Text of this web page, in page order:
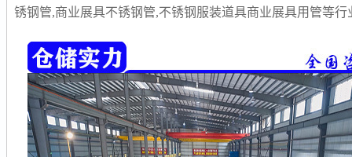
锈钢管,商业展具不锈钢管,不锈钢服装道具商业展具用管等行